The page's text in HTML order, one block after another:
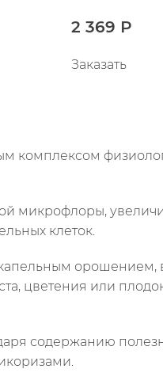
2 369 Р
Заказать
комплексом
микрофлоры,
клеток.
орошением, в
цветения или
содержанию